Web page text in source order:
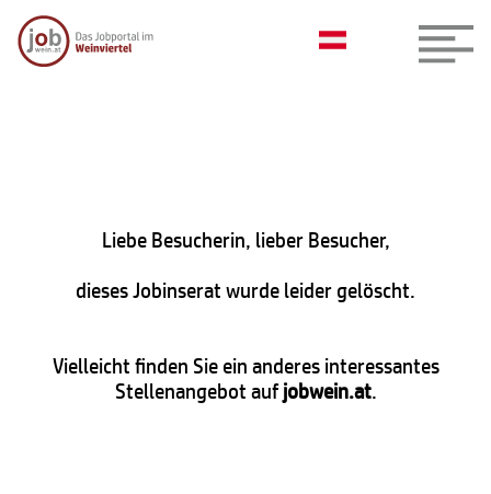
Liebe Besucherin, lieber Besucher,
dieses Jobinserat wurde leider gelöscht.
Vielleicht finden Sie ein anderes interessantes
Stellenangebot aufjobwein.at.